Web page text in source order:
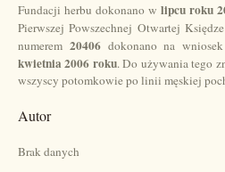
Fundacji herbu dokonano w lipcu roku
Pierwszej Powszechnej Otwartej
numerem 20406 dokonano na wniosek
kwietnia 2006 roku. Do używania tego
wszyscy potomkowie po linii męskiej
Autor
Brak danych